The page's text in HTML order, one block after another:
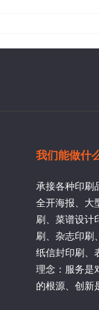
我们能做什
承接各种印刷
全开海报、大
刷、菜谱设计
刷、杂志印刷
纸信封印刷、
理念：服务是
的根源、创新